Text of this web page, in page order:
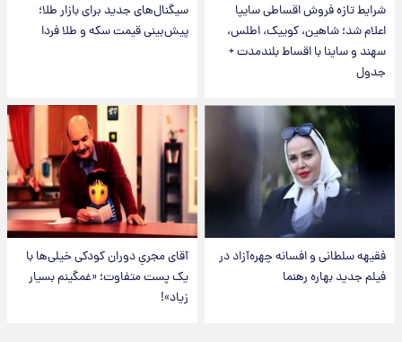
شرایط تازه فروش اقساطی سایپا
اعلام شد؛ شاهین، کوییک، اطلس،
سهند و ساینا با اقساط بلندمدت +
جدول
سیگنال‌های جدید برای بازار طلا؛
پیش‌بینی قیمت سکه و طلا فردا
فقیهه سلطانی و افسانه چهره‌آزاد در
فیلم جدید بهاره رهنما
آقای مجریِ دوران کودکی خیلی‌ها با
یک پست متفاوت؛ «غمگینم بسیار
زیاد»!